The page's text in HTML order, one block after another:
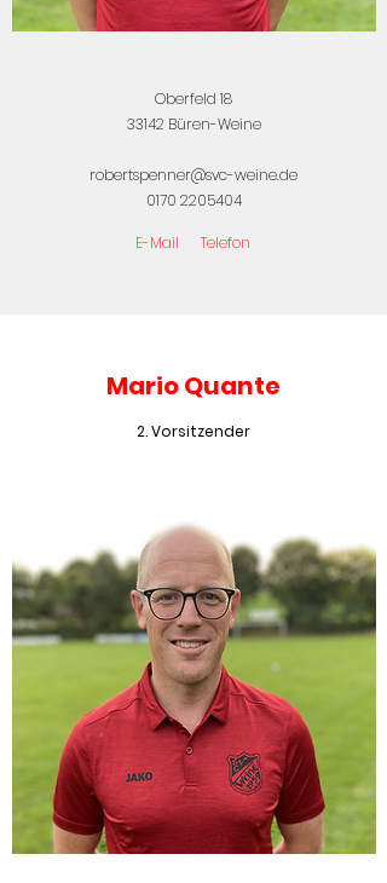
Oberfeld 18
33142 Büren-Weine
robertspenner@svc-weine.de
0170 2205404
E-Mail Telefon
Mario Quante
2. Vorsitzender